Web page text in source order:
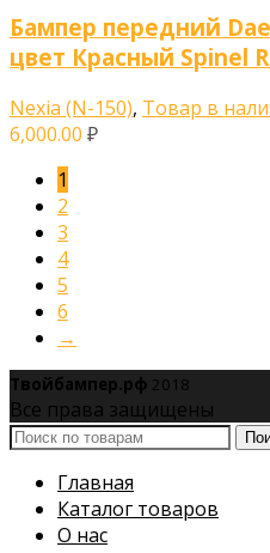
Бампер передний
цвет Красный Spinel
Nexia (N-150), Товар в
6,000.00 ₽
1
2
3
4
5
6
→
Твойбампер.рф 2018
Все права защищены
Главная
Каталог товаров
О нас